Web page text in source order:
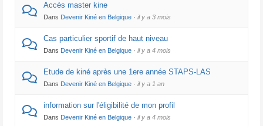
Accès master kine
Dans Devenir Kiné en Belgique · il y a 3 mois
Cas particulier sportif de haut niveau
Dans Devenir Kiné en Belgique · il y a 4 mois
Etude de kiné après une 1ere année STAPS-LAS
Dans Devenir Kiné en Belgique · il y a 1 an
information sur l'éligibilité de mon profil
Dans Devenir Kiné en Belgique · il y a 4 mois